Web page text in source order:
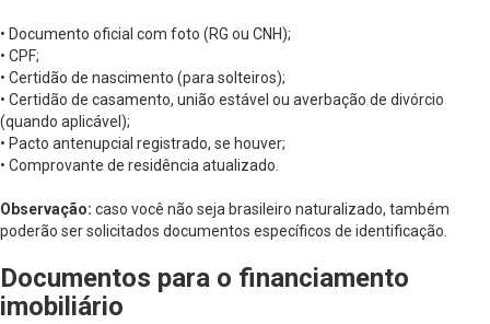
• Documento oficial com foto (RG ou CNH);
• CPF;
• Certidão de nascimento (para solteiros);
• Certidão de casamento, união estável ou averbação de divórcio
(quando aplicável);
• Pacto antenupcial registrado, se houver;
• Comprovante de residência atualizado.
Observação: caso você não seja brasileiro naturalizado, também
poderão ser solicitados documentos específicos de identificação.
Documentos para o financiamento
imobiliário